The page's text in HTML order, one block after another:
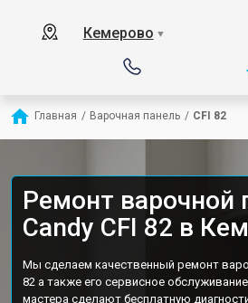
Кемерово ▼
Главная / Варочная панель / CFI 82
Ремонт варочной
Candy CFI 82 в
Мы сделаем качественный ремонт
82 а также его сервисное
мастера сделают бесплатную